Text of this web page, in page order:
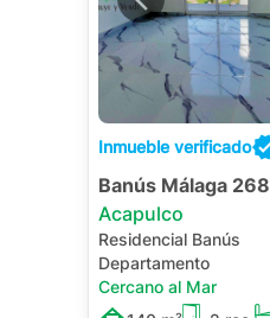
Inmueble verificado
Banús Málaga 268
Acapulco
Residencial Banús
Departamento
Cercano al Mar